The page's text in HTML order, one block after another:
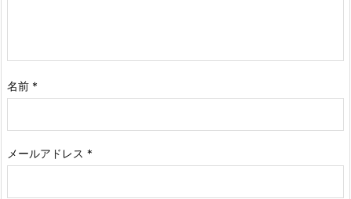
名前 *
メールアドレス *